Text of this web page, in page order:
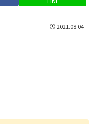
2021.08.04